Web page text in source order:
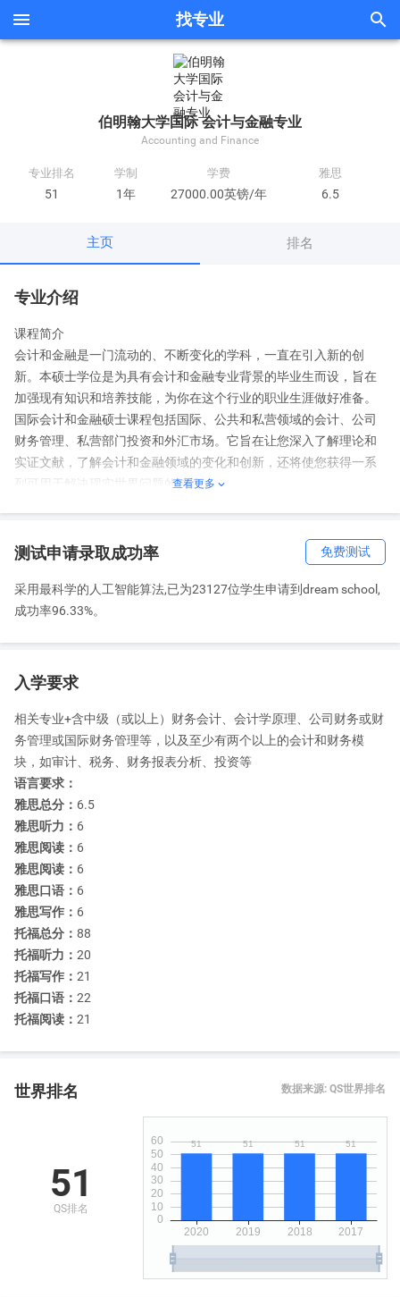
 找专业 
伯明翰大学国际 会计与金融专业
Accounting and Finance
专业排名
51
学制
1年
学费
27000.00英镑/年
雅思
6.5
主页 排名
专业介绍
课程简介
会计和金融是一门流动的、不断变化的学科，一直在引入新的创
新。本硕士学位是为具有会计和金融专业背景的毕业生而设，旨在
加强现有知识和培养技能，为你在这个行业的职业生涯做好准备。
国际会计和金融硕士课程包括国际、公共和私营领域的会计、公司
财务管理、私营部门投资和外汇市场。它旨在让您深入了解理论和
实证文献，了解会计和金融领域的变化和创新，还将使您获得一系
列可用于解决现实世界问题的技能。
（ACCA）认可的，这意味着你将获得ACCA考试科目的豁
移民相关
就业前景
可从事的工作：伯明翰大学学校的就业团队会为商学院的研究生提
供专项的服务。学校会在职业生涯管理的各个方面帮助你, 从求职策
略和计划 ,工作申请,准备面试和评估中心的考核以及最近本的基本就
如何申请
申请费： 50
申请截止日期：
学生评价
评价：
英国首相内维尔·张伯伦和中国著名地质学家李四光等都是伯明翰大
学的杰出校友。迄今为止，伯明翰大学已培养出8位诺贝尔奖获得者
和1位英国首相。伯明翰大学在2013/14QS世界大学排名上，位居英
国第10位，世界第62位;在2013-14泰晤士高等教育(THE)世界大学
排名上，位居英国第23位，世界第153位;在2013上海交大世界大学
学术排名上，位居英国第10-14位，世界第101-150位。
查看更多 
测试申请录取成功率
采用最科学的人工智能算法,已为23127位学生申请到dream school,
成功率96.33%。
免费测试
入学要求
相关专业+含中级（或以上）财务会计、会计学原理、公司财务或财
务管理或国际财务管理等，以及至少有两个以上的会计和财务模
块，如审计、税务、财务报表分析、投资等
语言要求：
雅思总分： 6.5
雅思听力： 6
雅思阅读： 6
雅思阅读： 6
雅思口语： 6
雅思写作： 6
托福总分： 88
托福听力： 20
托福写作： 21
托福口语： 22
托福阅读： 21
世界排名 数据来源: QS世界排名
51
QS排名